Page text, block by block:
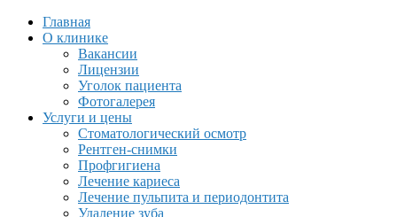
Главная
О клинике
Вакансии
Лицензии
Уголок пациента
Фотогалерея
Услуги и цены
Стоматологический осмотр
Рентген-снимки
Профгигиена
Лечение кариеса
Лечение пульпита и периодонтита
Удаление зуба